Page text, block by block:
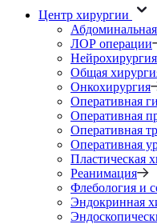
Центр хирургии
ЛОР операции
Нейрохирургия
Общая
Онкохирургия
Оперативная
Оперативная
Оперативная
Оперативная
Пластическая
Реанимация
Флебология и
Эндокринная